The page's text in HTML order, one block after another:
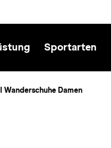
Sportarten
Wanderschuhe Damen